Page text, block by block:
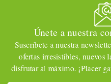
Únete a nuestra
Suscríbete a nuestra
ofertas irresistibles, nuevos
disfrutar al máximo. ¡Placer